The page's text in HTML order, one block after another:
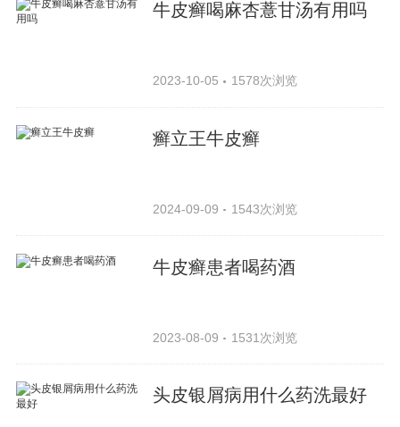
牛皮癣喝麻杏薏甘汤有用吗
2023-10-05 1578次浏览
癣立王牛皮癣
2024-09-09 1543次浏览
牛皮癣患者喝药酒
2023-08-09 1531次浏览
头皮银屑病用什么药洗最好